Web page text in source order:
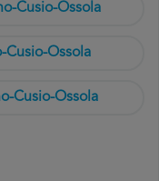
Cusio-Ossola
Cusio-Ossola
Cusio-Ossola